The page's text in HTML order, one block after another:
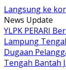
Langsung ke
News Update
YLPK PERARI
Lampung
Dugaan
Tengah Bantah